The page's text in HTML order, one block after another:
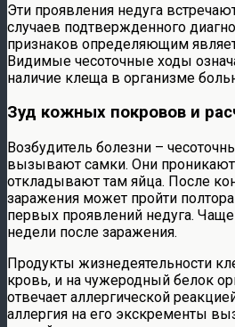
Эти проявления недуга
случаев подтвержденного
признаков определяющим
Видимые чесоточные ходы
наличие клеща в организме
Зуд кожных покровов и
Возбудитель болезни –
вызывают самки. Они
откладывают там яйца. После
заражения может пройти
первых проявлений недуга.
недели после заражения.
Продукты жизнедеятельности
кровь, и на чужеродный белок
отвечает аллергической
аллергия на его экскременты